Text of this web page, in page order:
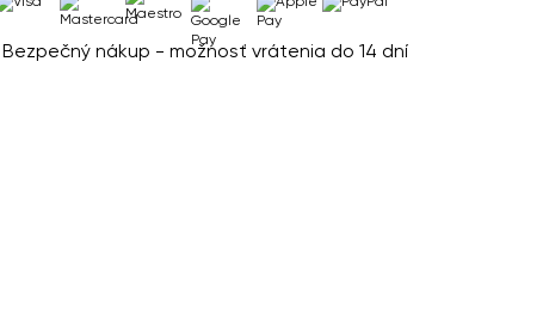
Bezpečný nákup - možnosť vrátenia do 14 dní